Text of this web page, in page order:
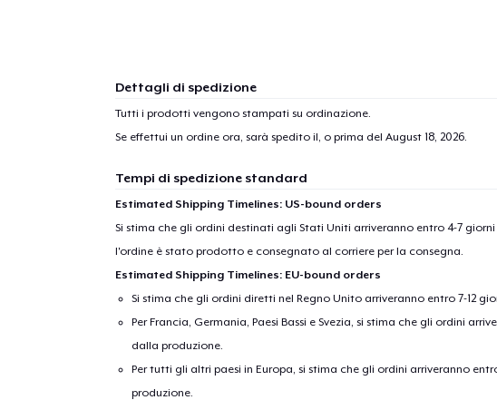
Dettagli di spedizione
Tutti i prodotti vengono stampati su ordinazione.
Se effettui un ordine ora, sarà spedito il, o prima del August 18, 2026.
Tempi di spedizione standard
Estimated Shipping Timelines: US-bound orders
Si stima che gli ordini destinati agli Stati Uniti arriveranno entro 4-7
l'ordine è stato prodotto e consegnato al corriere per la consegna.
Estimated Shipping Timelines: EU-bound orders
Si stima che gli ordini diretti nel Regno Unito arriveranno entro 7-12
Per Francia, Germania, Paesi Bassi e Svezia, si stima che gli ordini
dalla produzione.
Per tutti gli altri paesi in Europa, si stima che gli ordini arriveranno
produzione.